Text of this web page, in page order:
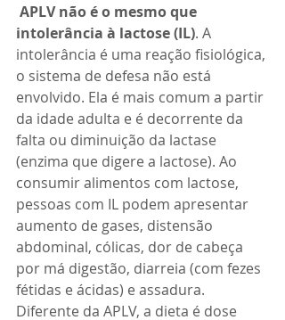
APLV não é o mesmo que
intolerância à lactose (IL). A
intolerância é uma reação fisiológica,
o sistema de defesa não está
envolvido. Ela é mais comum a partir
da idade adulta e é decorrente da
falta ou diminuição da lactase
(enzima que digere a lactose). Ao
consumir alimentos com lactose,
pessoas com IL podem apresentar
aumento de gases, distensão
abdominal, cólicas, dor de cabeça
por má digestão, diarreia (com fezes
fétidas e ácidas) e assadura.
Diferente da APLV, a dieta é dose